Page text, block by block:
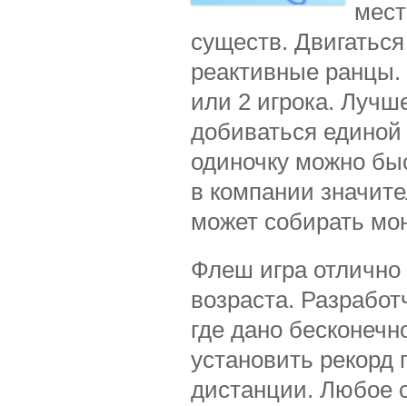
существ.
реактивные
или 2 игрока.
добиваться
одиночку можно
в компании
может собирать
Флеш игра
возраста.
где дано
установить
дистанции. Любое